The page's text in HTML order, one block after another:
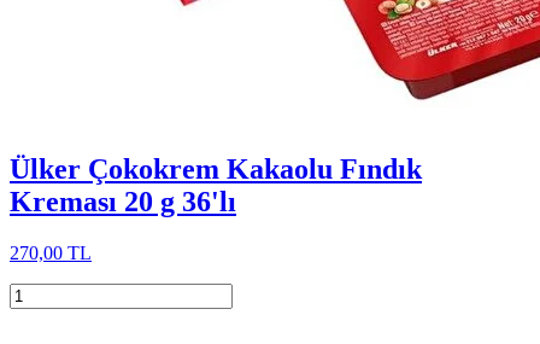
Ülker Çokokrem Kakaolu Fındık
Kreması 20 g 36'lı
270,00 TL